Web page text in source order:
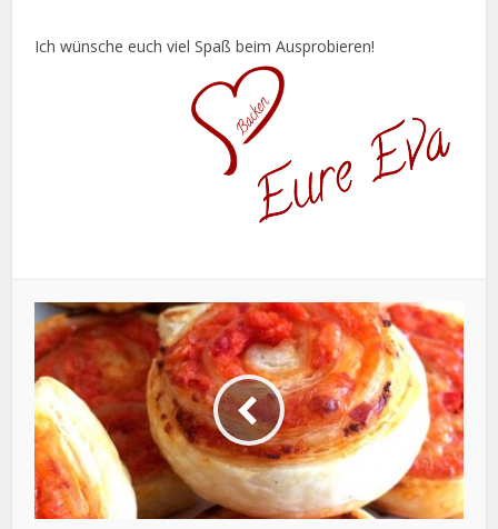
Ich wünsche euch viel Spaß beim Ausprobieren!